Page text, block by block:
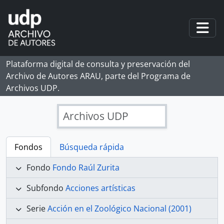
Skip to main content
Plataforma digital de consulta y preservación del
Archivo de Autores ARAU, parte del Programa de
Archivos UDP.
Archivos UDP
Fondos
Búsqueda rápida
Fondo Fondo Raúl Zurita
Subfondo Acciones artísticas
SerieAcción en el Zoológico Nacional (2001)